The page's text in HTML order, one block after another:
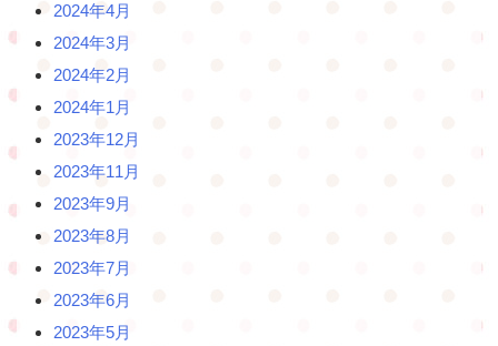
2024年4月
2024年3月
2024年2月
2024年1月
2023年12月
2023年11月
2023年9月
2023年8月
2023年7月
2023年6月
2023年5月